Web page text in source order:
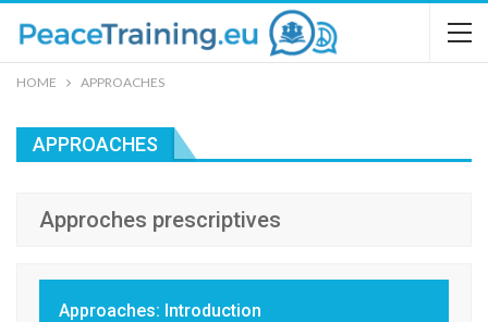
HOME APPROACHES
APPROACHES
Approches prescriptives
Approaches: Introduction